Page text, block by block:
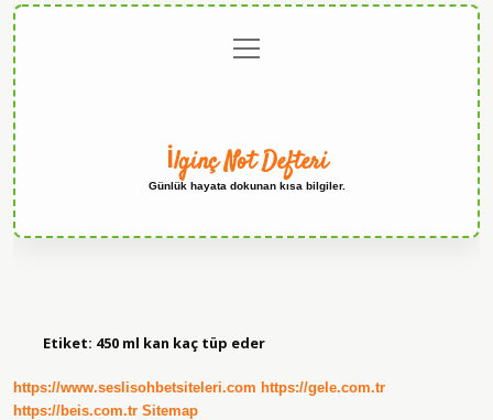
menüyü
aç
İlginç Not Defteri
Günlük hayata dokunan kısa bilgiler.
Etiket: 450 ml kan kaç tüp eder
https://www.seslisohbetsiteleri.com https://gele.com.tr
https://beis.com.tr Sitemap